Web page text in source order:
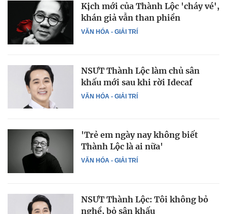
VĂN HÓA - GIẢI TRÍ
Kịch mới của Thành Lộc 'cháy vé',
khán giả vẫn than phiền
VĂN HÓA - GIẢI TRÍ
NSƯT Thành Lộc làm chủ sân
khấu mới sau khi rời Idecaf
VĂN HÓA - GIẢI TRÍ
'Trẻ em ngày nay không biết
Thành Lộc là ai nữa'
NSƯT Thành Lộc: Tôi không bỏ
nghề, bỏ sân khấu